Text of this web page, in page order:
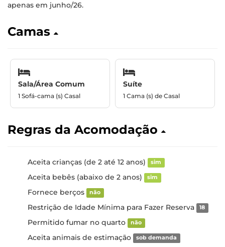
apenas em junho/26.
Camas
Sala/Área Comum
1 Sofá-cama (s) Casal
Suíte
1 Cama (s) de Casal
Regras da Acomodação
Aceita crianças (de 2 até 12 anos) sim
Aceita bebês (abaixo de 2 anos) sim
Fornece berços não
Restrição de Idade Mínima para Fazer Reserva 18
Permitido fumar no quarto não
Aceita animais de estimação sob demanda